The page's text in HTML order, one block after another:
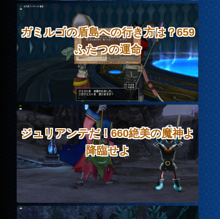
ガミルゴの盾島への行き方は？659
ふたつの運命
ジュリアンテだ！660絶美の魔神よ
降臨せよ